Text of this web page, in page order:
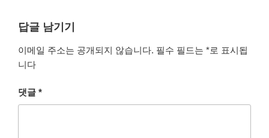
답글 남기기
이메일 주소는 공개되지 않습니다. 필수 필드는 *로 표시됩
니다
댓글 *